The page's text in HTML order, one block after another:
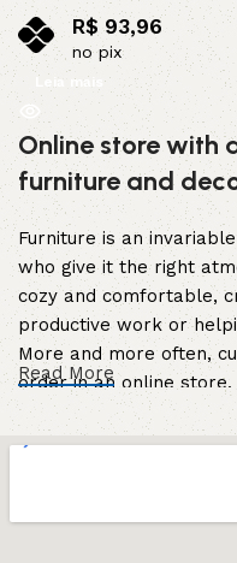
R$ 93,96
no pix
Leia mais
Online store with
furniture and
Furniture is an
who give it the right
cozy and comfortable,
productive work or
More and more often,
order in an online
computer in your free
photo and calmly buy
Read More